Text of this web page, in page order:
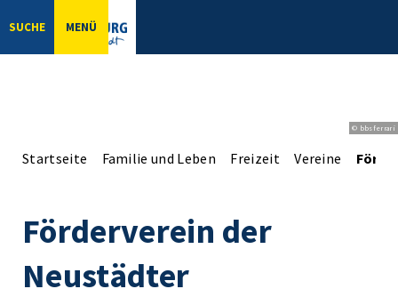
SUCHE MENÜ
© bbsferrari
Startseite Familie und Leben Freizeit Vereine
Förderverein der
Neustädter